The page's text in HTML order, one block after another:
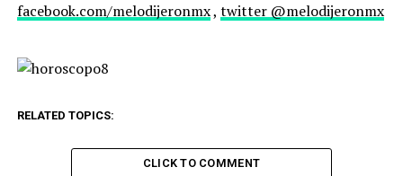
facebook.com/melodijeronmx, twitter @melodijeronmx
RELATED TOPICS:
CLICK TO COMMENT